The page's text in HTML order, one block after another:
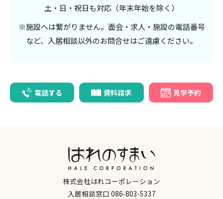
開設年月日
居室面積
建物構造
鉄骨造地上3階建
土・日・祝日も対応（年末年始を除く）
※施設へは繋がりません。面会・求人・施設の電話番号
など、入居相談以外のお問合せはご遠慮ください。
電話する 資料請求 見学予約
株式会社はれコーポレーション
入居相談窓口 086-803-5337